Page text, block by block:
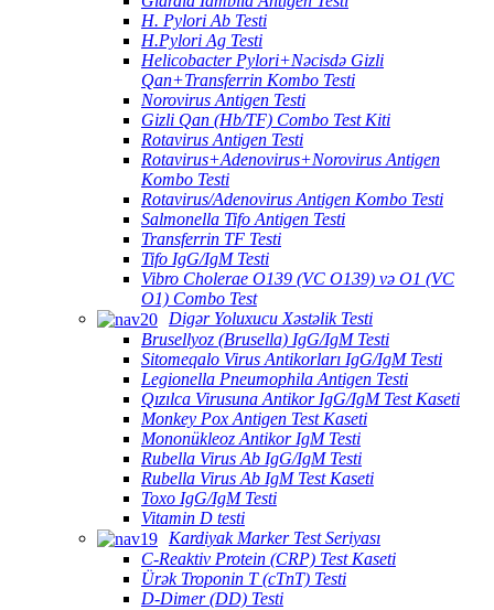
H. Pylori Ab Testi
H.Pylori Ag Testi
Helicobacter Pylori+Nəcisdə Gizli
Qan+Transferrin Kombo Testi
Norovirus Antigen Testi
Gizli Qan (Hb/TF) Combo Test Kiti
Rotavirus Antigen Testi
Rotavirus+Adenovirus+Norovirus Antigen
Kombo Testi
Rotavirus/Adenovirus Antigen Kombo Testi
Salmonella Tifo Antigen Testi
Transferrin TF Testi
Tifo IgG/IgM Testi
Vibro Cholerae O139 (VC O139) və O1 (VC
O1) Combo Test
Digər Yoluxucu Xəstəlik Testi
Brusellyoz (Brusella) IgG/IgM Testi
Sitomeqalo Virus Antikorları IgG/IgM Testi
Legionella Pneumophila Antigen Testi
Qızılca Virusuna Antikor IgG/IgM Test Kaseti
Monkey Pox Antigen Test Kaseti
Mononükleoz Antikor IgM Testi
Rubella Virus Ab IgG/IgM Testi
Rubella Virus Ab IgM Test Kaseti
Toxo IgG/IgM Testi
Vitamin D testi
Kardiyak Marker Test Seriyası
C-Reaktiv Protein (CRP) Test Kaseti
Ürək Troponin T (cTnT) Testi
D-Dimer (DD) Testi